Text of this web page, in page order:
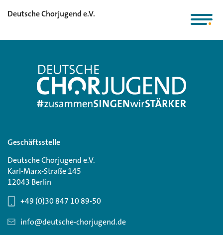
Deutsche Chorjugend e.V.
Geschäftsstelle
Deutsche Chorjugend e.V.
Karl-Marx-Straße 145
12043 Berlin
+49 (0)30 847 10 89-50
info@deutsche-chorjugend.de